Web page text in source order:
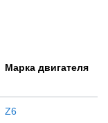
Марка двигателя
Z6